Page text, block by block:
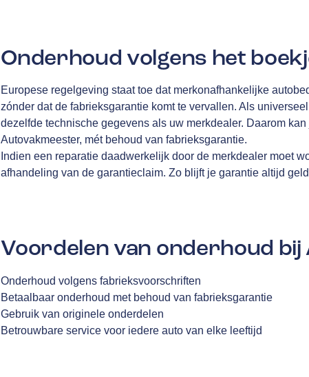
Onderhoud volgens het
Europese regelgeving staat toe dat merkonafhankelijke
zónder dat de fabrieksgarantie komt te vervallen. Als
dezelfde technische gegevens als uw merkdealer. Daarom
Autovakmeester, mét behoud van fabrieksgarantie.
Indien een reparatie daadwerkelijk door de merkdealer moet
afhandeling van de garantieclaim. Zo blijft je garantie altijd
Voordelen van onderhoud
Onderhoud volgens fabrieksvoorschriften
Betaalbaar onderhoud met behoud van fabrieksgarantie
Gebruik van originele onderdelen
Betrouwbare service voor iedere auto van elke leeftijd